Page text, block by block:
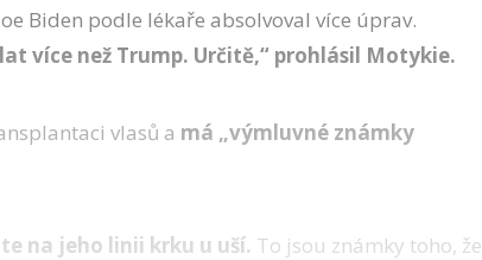
Biden podle lékaře absolvoval více úprav.
více než Trump. Určitě,“ prohlásil Motykie.
vlasů a má „výmluvné známky
na jeho linii krku u uší. To jsou známky toho, že